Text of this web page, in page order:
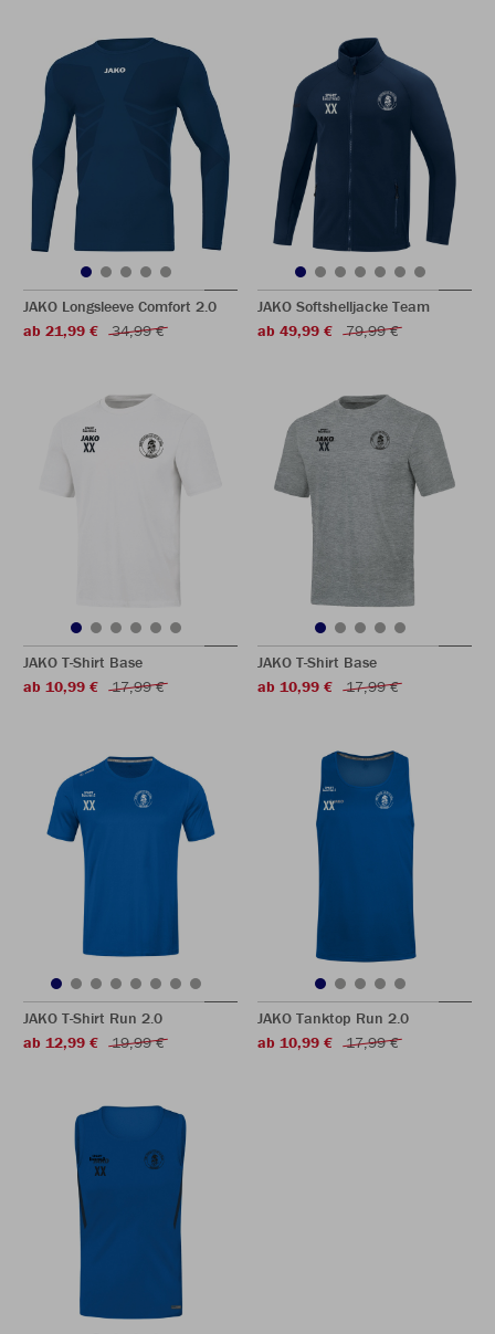
JAKO Longsleeve Comfort 2.0
ab 21,99 €
34,99 €
JAKO Softshelljacke Team
ab 49,99 €
79,99 €
JAKO T-Shirt Base
ab 10,99 €
17,99 €
JAKO T-Shirt Base
ab 10,99 €
17,99 €
JAKO T-Shirt Run 2.0
ab 12,99 €
19,99 €
JAKO Tanktop Run 2.0
ab 10,99 €
17,99 €